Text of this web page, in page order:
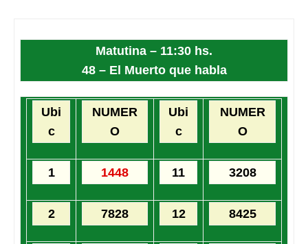
Matutina – 11:30 hs.
48 – El Muerto que habla
Ubi
c
NUMER
O
Ubi
c
NUMER
O
1 1448 11 3208
2 7828 12 8425